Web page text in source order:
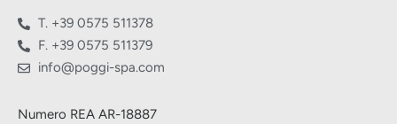
T. +39 0575 511378
F. +39 0575 511379
info@poggi-spa.com
Numero REA AR-18887